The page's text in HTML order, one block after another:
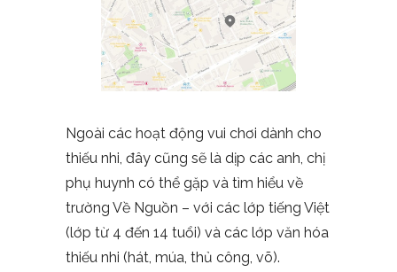
Ngoài các hoạt động vui chơi dành cho
thiếu nhi, đây cũng sẽ là dịp các anh, chị
phụ huynh có thể gặp và tìm hiểu về
trường Về Nguồn – với các lớp tiếng Việt
(lớp từ 4 đến 14 tuổi) và các lớp văn hóa
thiếu nhi (hát, múa, thủ công, võ).